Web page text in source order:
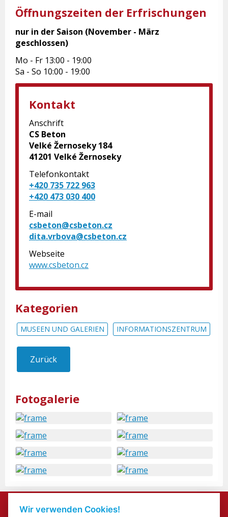
Öffnungszeiten der Erfrischungen
nur in der Saison (November - März
geschlossen)
Mo - Fr 13:00 - 19:00
Sa - So 10:00 - 19:00
Kontakt
Anschrift
CS Beton
Velké Žernoseky 184
41201 Velké Žernoseky
Telefonkontakt
+420 735 722 963
+420 473 030 400
E-mail
csbeton@csbeton.cz
dita.vrbova@csbeton.cz
Webseite
www.csbeton.cz
Kategorien
MUSEEN UND GALERIEN INFORMATIONSZENTRUM
Zurück
Fotogalerie
Kontakte
Wir verwenden Cookies!